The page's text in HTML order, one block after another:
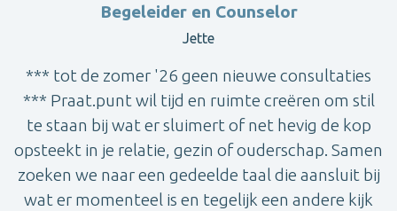
Begeleider en Counselor
Jette
*** tot de zomer '26 geen nieuwe consultaties
*** Praat.punt wil tijd en ruimte creëren om stil
te staan bij wat er sluimert of net hevig de kop
opsteekt in je relatie, gezin of ouderschap. Samen
zoeken we naar een gedeelde taal die aansluit bij
wat er momenteel is en tegelijk een andere kijk